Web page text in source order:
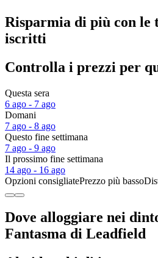
Risparmia di più con le
iscritti
Controlla i prezzi per
Questa sera
6 ago - 7 ago
Domani
7 ago - 8 ago
Questo fine settimana
7 ago - 9 ago
Il prossimo fine settimana
14 ago - 16 ago
Opzioni consigliatePrezzo più basso
Dove alloggiare nei
Fantasma di Leadfield